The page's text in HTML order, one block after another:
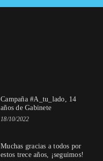
Campaña #A_tu_lado, 14
años de Gabinete
18/10/2022
Muchas gracias a todos por
estos trece años, ¡seguimos!